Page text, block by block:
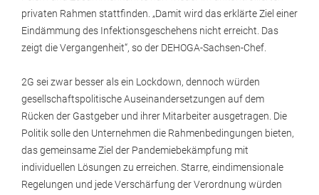
privaten Rahmen stattfinden. „Damit wird das erklärte Ziel einer
Eindämmung des Infektionsgeschehens nicht erreicht. Das
zeigt die Vergangenheit“, so der DEHOGA-Sachsen-Chef.
2G sei zwar besser als ein Lockdown, dennoch würden
gesellschaftspolitische Auseinandersetzungen auf dem
Rücken der Gastgeber und ihrer Mitarbeiter ausgetragen. Die
Politik solle den Unternehmen die Rahmenbedingungen bieten,
das gemeinsame Ziel der Pandemiebekämpfung mit
individuellen Lösungen zu erreichen. Starre, eindimensionale
Regelungen und jede Verschärfung der Verordnung würden